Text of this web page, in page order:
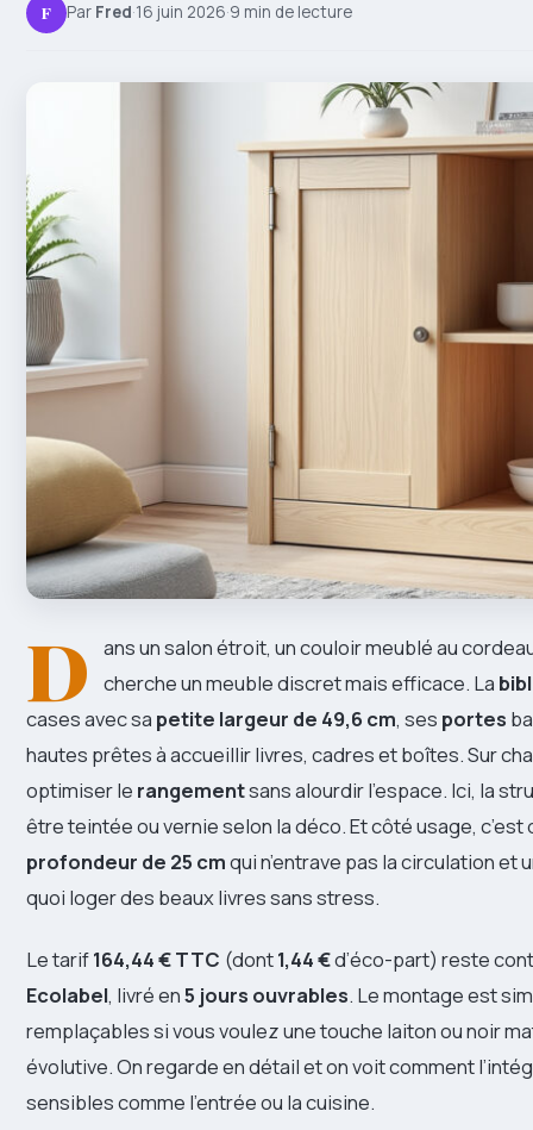
F Par Fred·16 juin 2026·9 min de lecture
D
ans un salon étroit, un couloir meublé au
cherche un meuble discret mais efficace. La
cases avec sa petite largeur de 49,6 cm, ses portes
hautes prêtes à accueillir livres, cadres et boîtes. Sur
optimiser le rangementsans alourdir l’espace. Ici, la
être teintée ou vernie selon la déco. Et côté usage,
profondeur de 25 cmqui n’entrave pas la circulation et
quoi loger des beaux livres sans stress.
Le tarif164,44 € TTC (dont1,44 €d’éco-part) reste
Ecolabel, livré en5 jours ouvrables. Le montage est
remplaçables si vous voulez une touche laiton ou noir
évolutive. On regarde en détail et on voit comment
sensibles comme l’entrée ou la cuisine.